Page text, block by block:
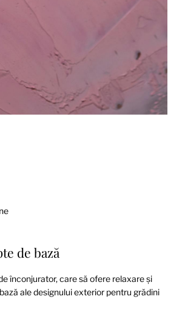
de bază
înconjurator, care să ofere relaxare și
ale designului exterior pentru grădini